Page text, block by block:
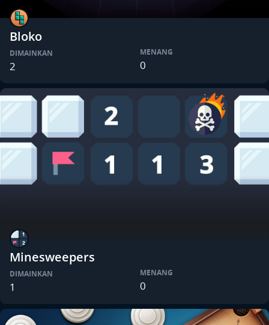
Bloko
DIMAINKAN
2
MENANG
0
Minesweepers
DIMAINKAN
1
MENANG
0